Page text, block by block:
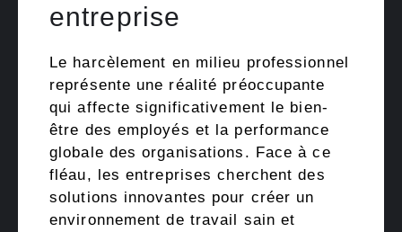
entreprise
Le harcèlement en milieu professionnel
représente une réalité préoccupante
qui affecte significativement le bien-
être des employés et la performance
globale des organisations. Face à ce
fléau, les entreprises cherchent des
solutions innovantes pour créer un
environnement de travail sain et